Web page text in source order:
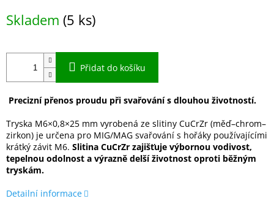
cena:
Skladem (5 ks)
Přidat do košíku
Precizní přenos proudu při svařování s dlouhou životností.
Tryska M6×0,8×25 mm vyrobená ze slitiny CuCrZr (měď–chrom–
zirkon) je určena pro MIG/MAG svařování s hořáky používajícími
krátký závit M6. Slitina CuCrZr zajišťuje výbornou vodivost,
tepelnou odolnost a výrazně delší životnost oproti běžným
tryskám.
Detailní informace